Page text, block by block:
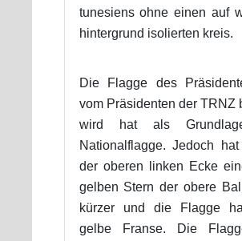
tunesiens ohne einen auf
hintergrund isolierten kreis.
Die Flagge des
vom Präsidenten der TRNZ
wird hat als
Nationalflagge. Jedoch
der oberen linken Ecke
gelben Stern der obere
kürzer und die Flagge
gelbe Franse. Die